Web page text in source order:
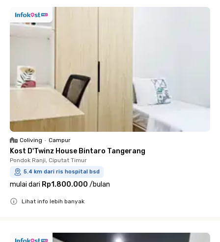
Coliving • Campur
Kost D'Twinz House Bintaro Tangerang
Pondok Ranji, Ciputat Timur
5.4 km dari ris hospital bsd
mulai dari Rp1.800.000 /bulan
Lihat info lebih banyak